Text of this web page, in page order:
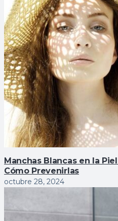
Manchas Blancas en la
Cómo Prevenirlas
octubre 28, 2024